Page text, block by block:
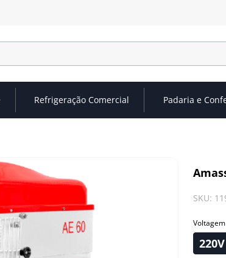
Refrigeração Comercial Padaria e
SKU:
Voltagem
220V